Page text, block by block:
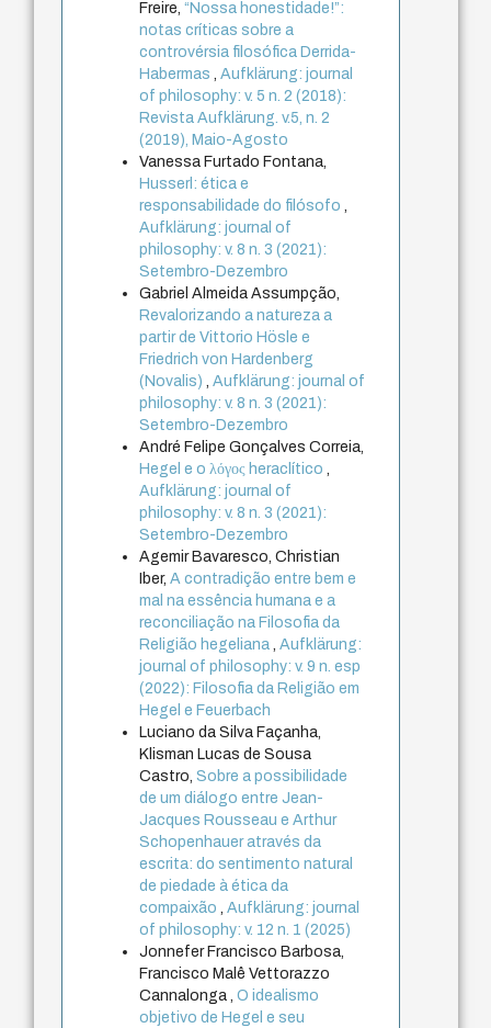
Freire,“Nossa honestidade!”:
notas críticas sobre a
controvérsia filosófica Derrida-
Habermas,Aufklärung: journal
of philosophy: v. 5 n. 2 (2018):
Revista Aufklärung. v.5, n. 2
(2019), Maio-Agosto
Vanessa Furtado Fontana,
Husserl: ética e
responsabilidade do filósofo,
Aufklärung: journal of
philosophy: v. 8 n. 3 (2021):
Setembro-Dezembro
Gabriel Almeida Assumpção,
Revalorizando a natureza a
partir de Vittorio Hösle e
Friedrich von Hardenberg
(Novalis),Aufklärung: journal of
philosophy: v. 8 n. 3 (2021):
Setembro-Dezembro
André Felipe Gonçalves Correia,
Hegel e o λόγος heraclítico,
Aufklärung: journal of
philosophy: v. 8 n. 3 (2021):
Setembro-Dezembro
Agemir Bavaresco, Christian
Iber,A contradição entre bem e
mal na essência humana e a
reconciliação na Filosofia da
Religião hegeliana,Aufklärung:
journal of philosophy: v. 9 n. esp
(2022): Filosofia da Religião em
Hegel e Feuerbach
Luciano da Silva Façanha,
Klisman Lucas de Sousa
Castro,Sobre a possibilidade
de um diálogo entre Jean-
Jacques Rousseau e Arthur
Schopenhauer através da
escrita: do sentimento natural
de piedade à ética da
compaixão,Aufklärung: journal
of philosophy: v. 12 n. 1 (2025)
Jonnefer Francisco Barbosa,
Francisco Malê Vettorazzo
Cannalonga ,O idealismo
objetivo de Hegel e seu